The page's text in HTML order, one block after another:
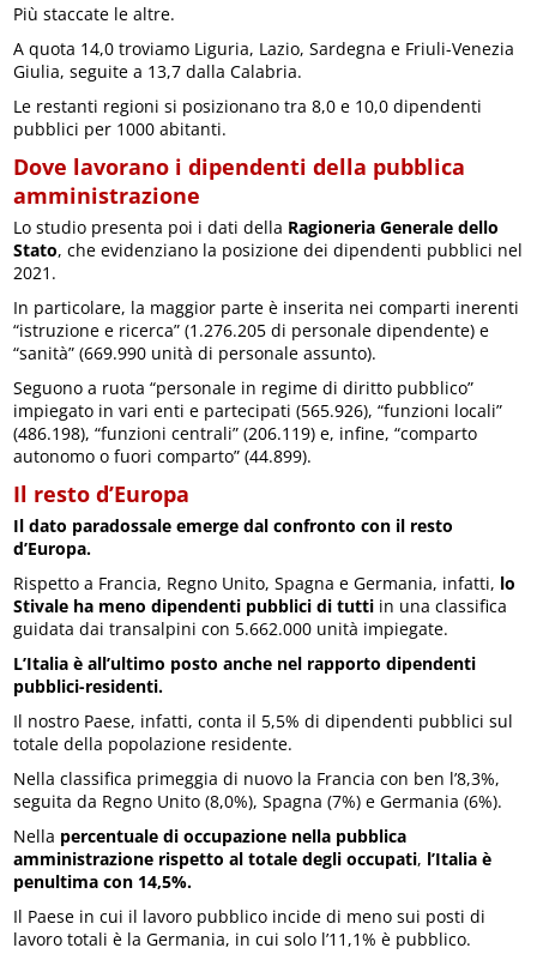
Più staccate le altre.
A quota 14,0 troviamo Liguria, Lazio, Sardegna e Friuli-Venezia
Giulia, seguite a 13,7 dalla Calabria.
Le restanti regioni si posizionano tra 8,0 e 10,0 dipendenti
pubblici per 1000 abitanti.
Dove lavorano i dipendenti della pubblica
amministrazione
Lo studio presenta poi i dati della Ragioneria Generale dello
Stato, che evidenziano la posizione dei dipendenti pubblici nel
2021.
In particolare, la maggior parte è inserita nei comparti inerenti
“istruzione e ricerca” (1.276.205 di personale dipendente) e
“sanità” (669.990 unità di personale assunto).
Seguono a ruota “personale in regime di diritto pubblico”
impiegato in vari enti e partecipati (565.926), “funzioni locali”
(486.198), “funzioni centrali” (206.119) e, infine, “comparto
autonomo o fuori comparto” (44.899).
Il resto d’Europa
Il dato paradossale emerge dal confronto con il resto
d’Europa.
Rispetto a Francia, Regno Unito, Spagna e Germania, infatti, lo
Stivale ha meno dipendenti pubblici di tutti in una classifica
guidata dai transalpini con 5.662.000 unità impiegate.
L’Italia è all’ultimo posto anche nel rapporto dipendenti
pubblici-residenti.
Il nostro Paese, infatti, conta il 5,5% di dipendenti pubblici sul
totale della popolazione residente.
Nella classifica primeggia di nuovo la Francia con ben l’8,3%,
seguita da Regno Unito (8,0%), Spagna (7%) e Germania (6%).
Nella percentuale di occupazione nella pubblica
amministrazione rispetto al totale degli occupati, l’Italia è
penultima con 14,5%.
Il Paese in cui il lavoro pubblico incide di meno sui posti di
lavoro totali è la Germania, in cui solo l’11,1% è pubblico.